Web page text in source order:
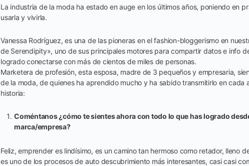
La industria de la moda ha estado en auge en los últimos años, poniendo en
usarla y vivirla.
Vanessa Rodríguez, es una de las pioneras en el fashion-bloggerismo en
de Serendipity», uno de sus principales motores para compartir datos e info
logrado conectarse con más de cientos de miles de personas.
Marketera de profesión, esta esposa, madre de 3 pequeños y empresaria,
de la moda, de quienes ha aprendido mucho y ha sabido transmitirlo en cada
historia:
Coméntanos ¿cómo te sientes ahora con todo lo que has logrado
marca/empresa?
Feliz, emprender es lindísimo, es un camino tan hermoso como retador, lleno
es uno de los procesos de auto descubrimiento más interesantes, casi casi